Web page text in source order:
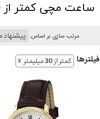
ساعت مچی کمتر از 30 میلیمتر لاکچری Luxury(لوکس)
مرتب سازی بر اساس:
فیلتر‌ها کمتر از 30 میلیمتر